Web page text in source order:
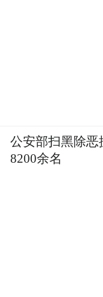
公安部扫黑除恶
8200余名